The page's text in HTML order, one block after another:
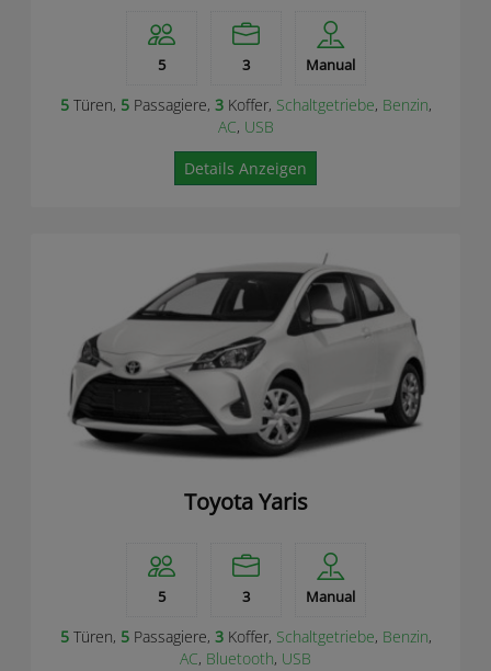
5 3 Manual
5Türen, 5Passagiere, 3Koffer, Schaltgetriebe, Benzin,
AC, USB
Details Anzeigen
Toyota Yaris
5 3 Manual
5Türen, 5Passagiere, 3Koffer, Schaltgetriebe, Benzin,
AC, Bluetooth, USB